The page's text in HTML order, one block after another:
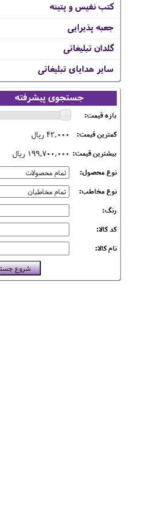
کتب نفیس و پتینه
جعبه پذیرایی
گلدان تبلیغاتی
سایر هدایای تبلیغاتی
جستجوی پیشرفته
بازه قیمت:
کمترین قیمت:
42,000 ریال
بیشترین قیمت: 199,700,000 ریال
نوع محصول:
نوع مخاطب:
رنگ:
کد کالا:
نام کالا: